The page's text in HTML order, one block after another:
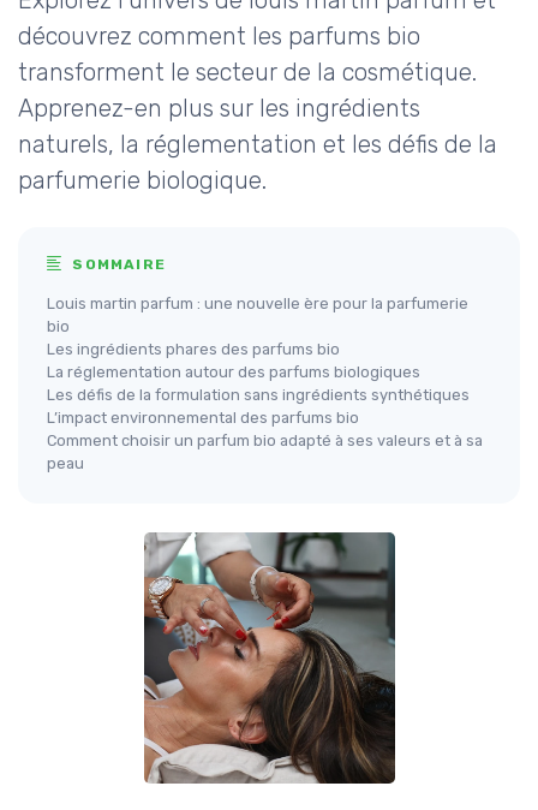
découvrez comment les parfums bio
transforment le secteur de la cosmétique.
Apprenez-en plus sur les ingrédients
naturels, la réglementation et les défis de la
parfumerie biologique.
SOMMAIRE
Louis martin parfum : une nouvelle ère pour la parfumerie
bio
Les ingrédients phares des parfums bio
La réglementation autour des parfums biologiques
Les défis de la formulation sans ingrédients synthétiques
L’impact environnemental des parfums bio
Comment choisir un parfum bio adapté à ses valeurs et à sa
peau